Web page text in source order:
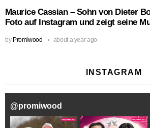
Maurice Cassian – Sohn von Dieter
Foto auf Instagram und zeigt seine
by Promiwood about a year ago
INSTAGRAM
@promiwood